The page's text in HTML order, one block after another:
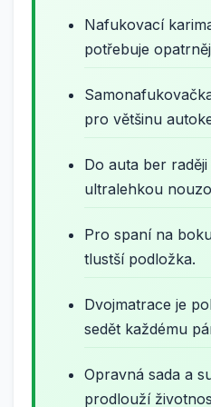
Nafukovací
potřebuje
pro většinu
Do auta ber
ultralehkou
Pro spaní na
tlustší podložka.
Dvojmatrace je
sedět každému
Opravná sada a
prodlouží